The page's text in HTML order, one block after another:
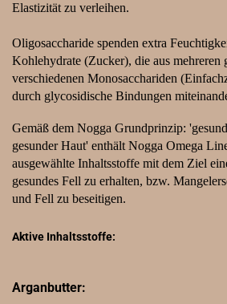
Elastizität zu verleihen.
Oligosaccharide spenden extra
Kohlehydrate (Zucker), die aus mehreren
verschiedenen Monosacchariden
durch glycosidische Bindungen
Gemäß dem Nogga Grundprinzip:
gesunder Haut' enthält Nogga Omega
ausgewählte Inhaltsstoffe mit dem Ziel
gesundes Fell zu erhalten, bzw.
und Fell zu beseitigen.
Aktive Inhaltsstoffe:
Arganbutter: